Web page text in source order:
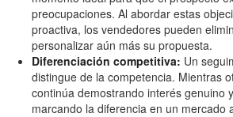
preocupaciones. Al abordar estas
proactiva, los vendedores pueden
personalizar aún más su propuesta.
Diferenciación competitiva: Un
distingue de la competencia. Mientras
continúa demostrando interés genuino
marcando la diferencia en un mercado